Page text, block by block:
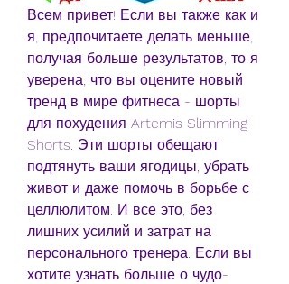
Всем привет! Если вы также как и
я, предпочитаете делать меньше,
получая больше результатов, то я
уверена, что вы оцените новый
тренд в мире фитнеса - шорты
для похудения Artemis Slimming
Shorts. Эти шорты обещают
подтянуть ваши ягодицы, убрать
живот и даже помочь в борьбе с
целлюлитом. И все это, без
лишних усилий и затрат на
персонального тренера. Если вы
хотите узнать больше о чудо-